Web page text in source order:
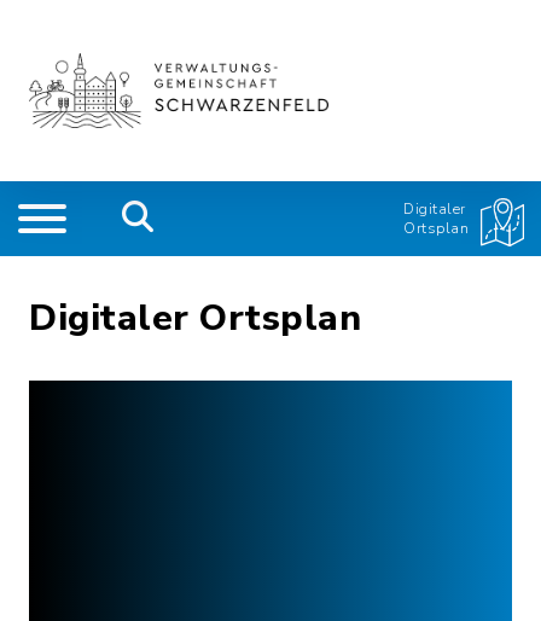
Digitaler
Ortsplan
Digitaler Ortsplan